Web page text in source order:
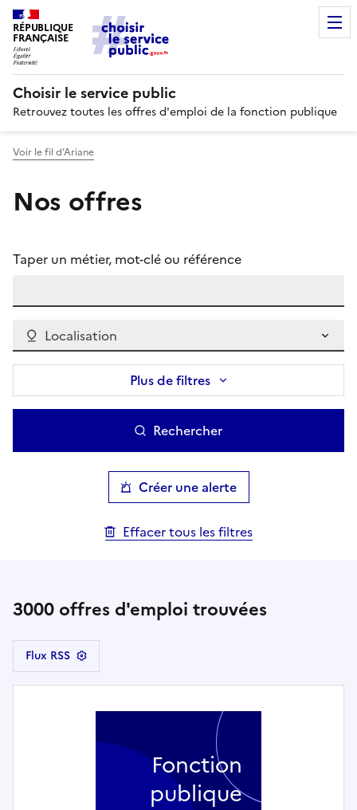
RÉPUBLIQUE
FRANÇAISE
Choisir le service public
Retrouvez toutes les offres d'emploi de la fonction publique
Voir le fil d’Ariane
Nos offres
Taper un métier, mot-clé ou référence
Localisation
Plus de filtres
Rechercher
Créer une alerte
Effacer tous les filtres
3000 offres d'emploi trouvées
Flux RSS
Fonction
publique